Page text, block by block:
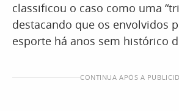
classificou o caso como uma
destacando que os envolvidos
esporte há anos sem histórico
CONTINUA APÓS A